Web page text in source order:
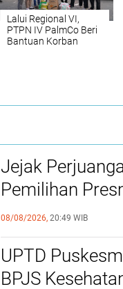
Lalui Regional VI,
PTPN IV PalmCo Beri
Bantuan Korban
Jejak
Pemilihan
Poltabes
08/08/2026, 20:49 WIB
UPTD
BPJS